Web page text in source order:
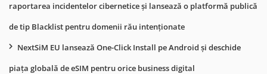
raportarea incidentelor cibernetice și lansează o platformă publică
de tip Blacklist pentru domenii rău intenționate
NextSiM EU lansează One-Click Install pe Android și deschide
piața globală de eSIM pentru orice business digital